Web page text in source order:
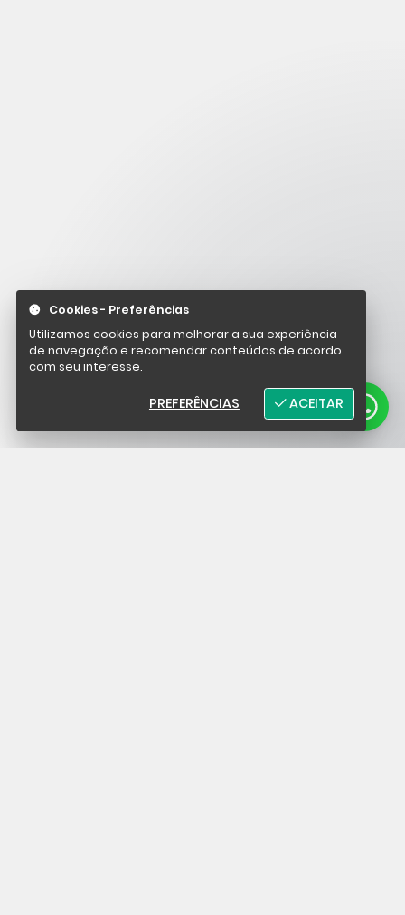
Cookies - Preferências
Utilizamos cookies para melhorar a sua experiência
de navegação e recomendar conteúdos de acordo
com seu interesse.
PREFERÊNCIAS ACEITAR